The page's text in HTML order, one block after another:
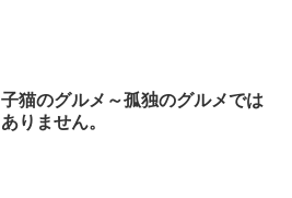
子猫のグルメ～孤独のグルメでは
ありません。